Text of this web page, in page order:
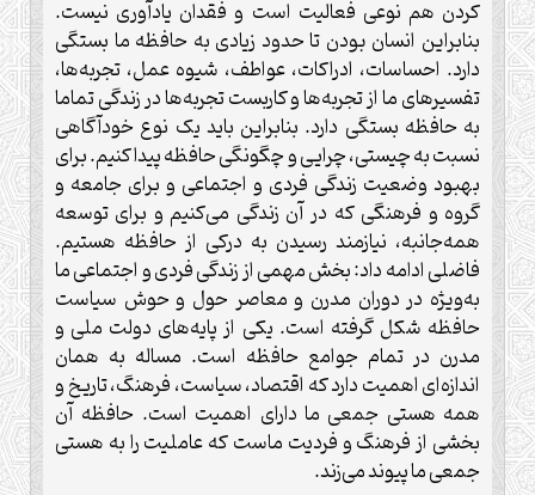
کردن هم نوعی فعالیت است و فقدان یادآوری نیست.
بنابراین انسان بودن تا حدود زیادی به حافظه ما بستگی
دارد. احساسات، ادراکات، عواطف، شیوه عمل، تجربه‌ها،
تفسیرهای ما از تجربه‌ها و کاربست تجربه‌ها در زندگی تماما
به حافظه بستگی دارد. بنابراین باید یک نوع خودآگاهی
نسبت به چیستی، چرایی و چگونگی حافظه پیدا کنیم. برای
بهبود وضعیت زندگی فردی و اجتماعی و برای جامعه و
گروه و فرهنگی که در آن زندگی می‌کنیم و برای توسعه
همه‌جانبه، نیازمند رسیدن به درکی از حافظه هستیم.
فاضلی ادامه داد: بخش مهمی از زندگی فردی و اجتماعی ما
به‌ویژه در دوران مدرن و معاصر حول و حوش سیاست
حافظه شکل گرفته است. یکی از پایه‌های دولت ملی و
مدرن در تمام جوامع حافظه است. مساله به همان
اندازه‌ای اهمیت دارد که اقتصاد، سیاست، فرهنگ، تاریخ و
همه هستی جمعی ما دارای اهمیت است. حافظه آن
بخشی از فرهنگ و فردیت ماست که عاملیت را به هستی
جمعی ما پیوند می‌زند.